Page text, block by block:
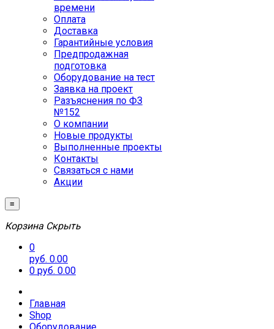
времени
Оплата
Доставка
Гарантийные условия
Предпродажная
подготовка
Оборудование на тест
Заявка на проект
Разъяснения по ФЗ
№152
О компании
Новые продукты
Выполненные проекты
Контакты
Связаться с нами
Акции
≡
Корзина Скрыть
0
руб. 0.00
0 руб. 0.00
Главная
Shop